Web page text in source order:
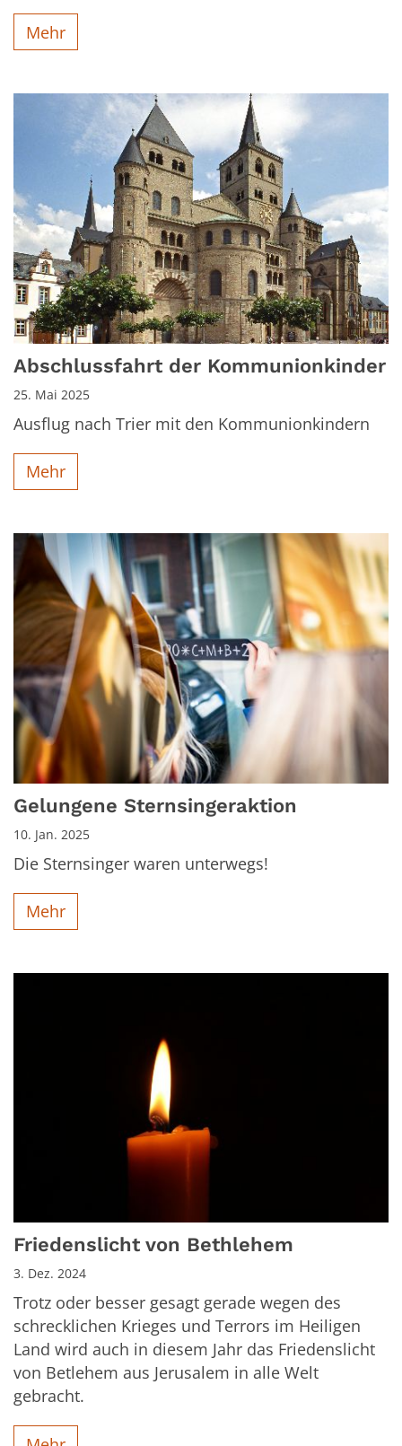
Mehr
Abschlussfahrt der Kommunionkinder
25. Mai 2025
Ausflug nach Trier mit den Kommunionkindern
Mehr
Gelungene Sternsingeraktion
10. Jan. 2025
Die Sternsinger waren unterwegs!
Mehr
Friedenslicht von Bethlehem
3. Dez. 2024
Trotz oder besser gesagt gerade wegen des
schrecklichen Krieges und Terrors im Heiligen
Land wird auch in diesem Jahr das Friedenslicht
von Betlehem aus Jerusalem in alle Welt
gebracht.